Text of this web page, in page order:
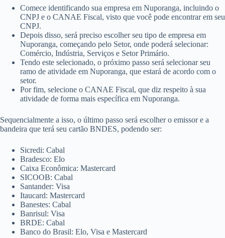
Comece identificando sua empresa em Nuporanga, incluindo o
CNPJ e o CANAE Fiscal, visto que você pode encontrar em seu
CNPJ.
Depois disso, será preciso escolher seu tipo de empresa em
Nuporanga, começando pelo Setor, onde poderá selecionar:
Comércio, Indústria, Serviços e Setor Primário.
Tendo este selecionado, o próximo passo será selecionar seu
ramo de atividade em Nuporanga, que estará de acordo com o
setor.
Por fim, selecione o CANAE Fiscal, que diz respeito à sua
atividade de forma mais específica em Nuporanga.
Sequencialmente a isso, o último passo será escolher o emissor e a
bandeira que terá seu cartão BNDES, podendo ser:
Sicredi: Cabal
Bradesco: Elo
Caixa Econômica: Mastercard
SICOOB: Cabal
Santander: Visa
Itaucard: Mastercard
Banestes: Cabal
Banrisul: Visa
BRDE: Cabal
Banco do Brasil: Elo, Visa e Mastercard